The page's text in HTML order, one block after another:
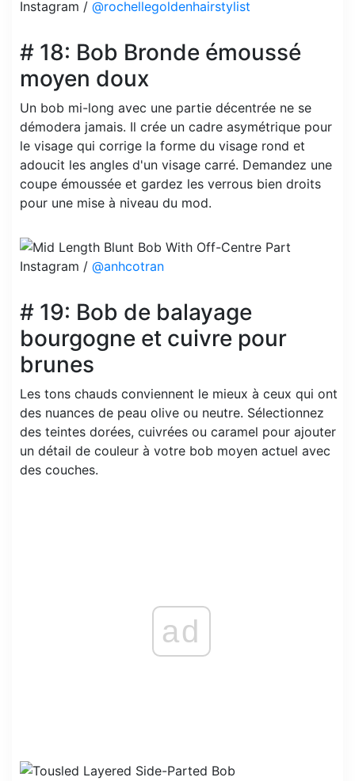
Instagram / @rochellegoldenhairstylist
# 18: Bob Bronde émoussé
moyen doux
Un bob mi-long avec une partie décentrée ne se
démodera jamais. Il crée un cadre asymétrique pour
le visage qui corrige la forme du visage rond et
adoucit les angles d'un visage carré. Demandez une
coupe émoussée et gardez les verrous bien droits
pour une mise à niveau du mod.
Instagram / @anhcotran
# 19: Bob de balayage
bourgogne et cuivre pour
brunes
Les tons chauds conviennent le mieux à ceux qui ont
des nuances de peau olive ou neutre. Sélectionnez
des teintes dorées, cuivrées ou caramel pour ajouter
un détail de couleur à votre bob moyen actuel avec
des couches.
ad